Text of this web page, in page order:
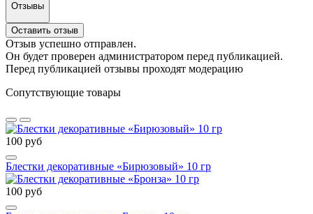
Отзывы
Оставить отзыв
Отзыв успешно отправлен.
Он будет проверен администратором перед публикацией.
Перед публикацией отзывы проходят модерацию
Сопутствующие товары
100 руб
Блестки декоративные «Бирюзовый» 10 гр
100 руб